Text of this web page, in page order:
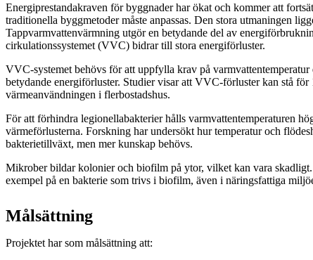
Energiprestandakraven för byggnader har ökat och kommer att
traditionella byggmetoder måste anpassas. Den stora utmaningen
Tappvarmvattenvärmning utgör en betydande del av
cirkulationssystemet (VVC) bidrar till stora energiförluster.
VVC-systemet behövs för att uppfylla krav på
betydande energiförluster. Studier visar att VVC-förluster kan stå för
värmeanvändningen i flerbostadshus.
För att förhindra legionellabakterier hålls varmvattentemperaturen
värmeförlusterna. Forskning har undersökt hur temperatur och
bakterietillväxt, men mer kunskap behövs.
Mikrober bildar kolonier och biofilm på ytor, vilket kan vara
exempel på en bakterie som trivs i biofilm, även i näringsfattiga
Målsättning
Projektet har som målsättning att: